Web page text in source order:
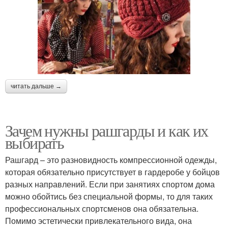
читать дальше →
Зачем нужны рашгарды и как их
выбирать
Рашгард – это разновидность компрессионной одежды,
которая обязательно присутствует в гардеробе у бойцов
разных направлений. Если при занятиях спортом дома
можно обойтись без специальной формы, то для таких
профессиональных спортсменов она обязательна.
Помимо эстетически привлекательного вида, она